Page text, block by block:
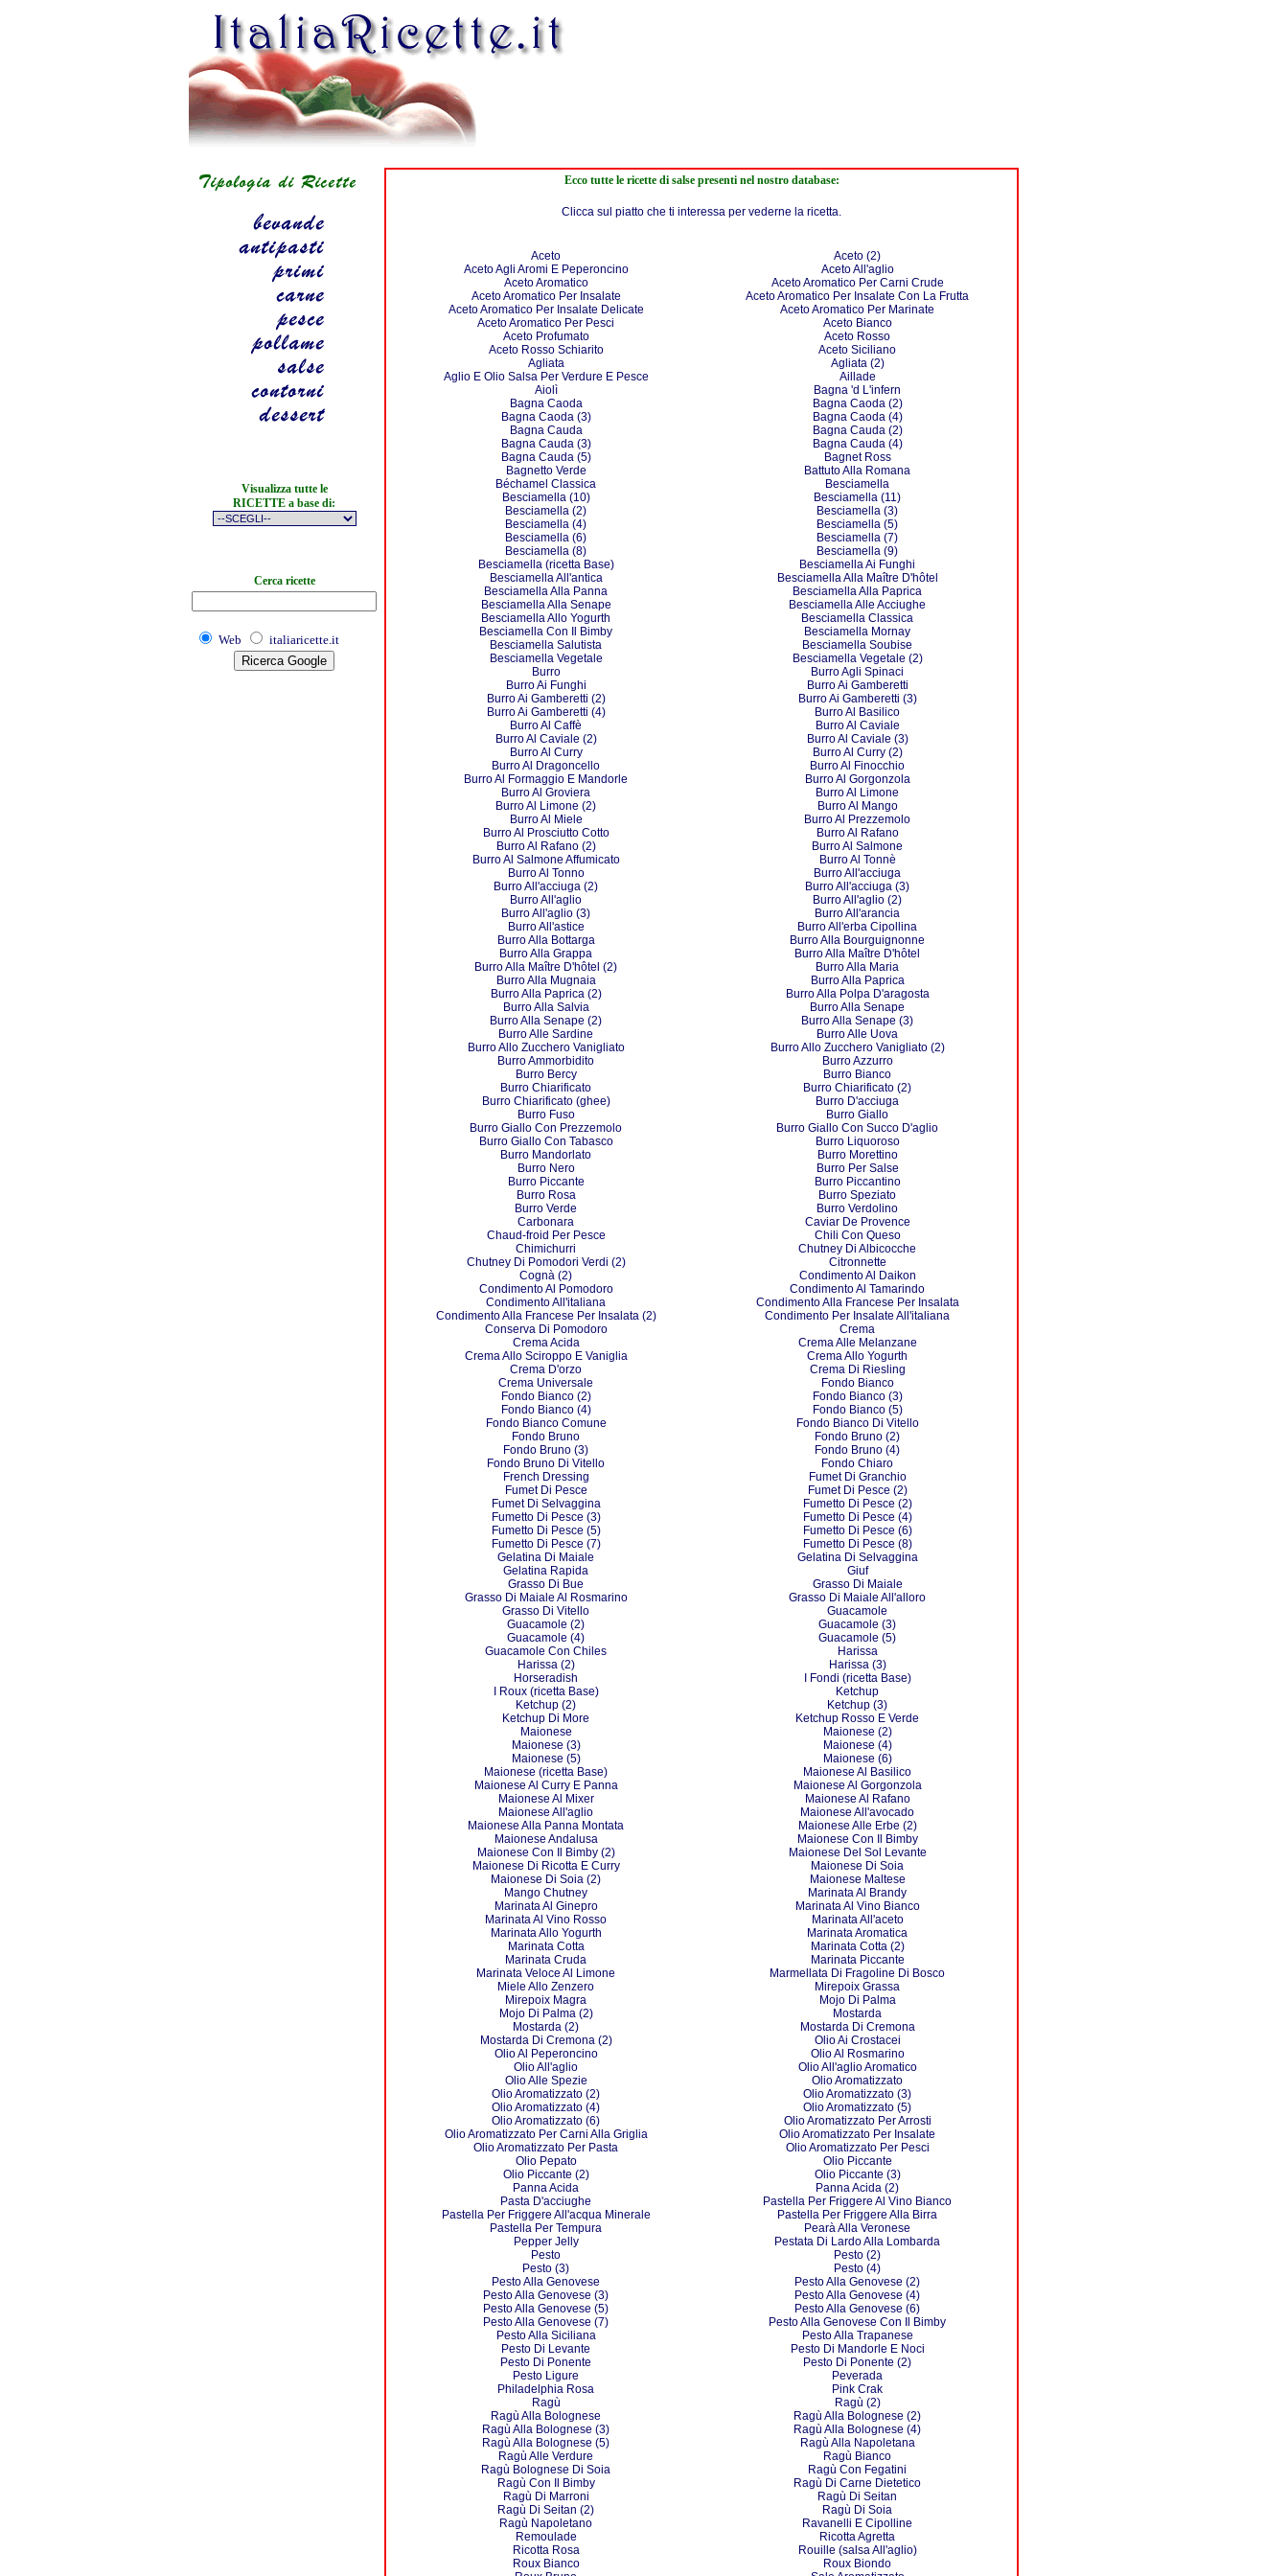
Visualizza tutte le
RICETTE a base di:
Cerca ricette
Web italiaricette.it
Ecco tutte le ricette di salse presenti nel nostro database:
Clicca sul piatto che ti interessa per vederne la ricetta.
Aceto
Aceto (2)
Aceto Agli Aromi E Peperoncino
Aceto All'aglio
Aceto Aromatico
Aceto Aromatico Per Carni Crude
Aceto Aromatico Per Insalate
Aceto Aromatico Per Insalate Con La Frutta
Aceto Aromatico Per Insalate Delicate
Aceto Aromatico Per Marinate
Aceto Aromatico Per Pesci
Aceto Bianco
Aceto Profumato
Aceto Rosso
Aceto Rosso Schiarito
Aceto Siciliano
Agliata
Agliata (2)
Aglio E Olio Salsa Per Verdure E Pesce
Aillade
Aiolì
Bagna 'd L'infern
Bagna Caoda
Bagna Caoda (2)
Bagna Caoda (3)
Bagna Caoda (4)
Bagna Cauda
Bagna Cauda (2)
Bagna Cauda (3)
Bagna Cauda (4)
Bagna Cauda (5)
Bagnet Ross
Bagnetto Verde
Battuto Alla Romana
Béchamel Classica
Besciamella
Besciamella (10)
Besciamella (11)
Besciamella (2)
Besciamella (3)
Besciamella (4)
Besciamella (5)
Besciamella (6)
Besciamella (7)
Besciamella (8)
Besciamella (9)
Besciamella (ricetta Base)
Besciamella Ai Funghi
Besciamella All'antica
Besciamella Alla Maître D'hôtel
Besciamella Alla Panna
Besciamella Alla Paprica
Besciamella Alla Senape
Besciamella Alle Acciughe
Besciamella Allo Yogurth
Besciamella Classica
Besciamella Con Il Bimby
Besciamella Mornay
Besciamella Salutista
Besciamella Soubise
Besciamella Vegetale
Besciamella Vegetale (2)
Burro
Burro Agli Spinaci
Burro Ai Funghi
Burro Ai Gamberetti
Burro Ai Gamberetti (2)
Burro Ai Gamberetti (3)
Burro Ai Gamberetti (4)
Burro Al Basilico
Burro Al Caffè
Burro Al Caviale
Burro Al Caviale (2)
Burro Al Caviale (3)
Burro Al Curry
Burro Al Curry (2)
Burro Al Dragoncello
Burro Al Finocchio
Burro Al Formaggio E Mandorle
Burro Al Gorgonzola
Burro Al Groviera
Burro Al Limone
Burro Al Limone (2)
Burro Al Mango
Burro Al Miele
Burro Al Prezzemolo
Burro Al Prosciutto Cotto
Burro Al Rafano
Burro Al Rafano (2)
Burro Al Salmone
Burro Al Salmone Affumicato
Burro Al Tonnè
Burro Al Tonno
Burro All'acciuga
Burro All'acciuga (2)
Burro All'acciuga (3)
Burro All'aglio
Burro All'aglio (2)
Burro All'aglio (3)
Burro All'arancia
Burro All'astice
Burro All'erba Cipollina
Burro Alla Bottarga
Burro Alla Bourguignonne
Burro Alla Grappa
Burro Alla Maître D'hôtel
Burro Alla Maître D'hôtel (2)
Burro Alla Maria
Burro Alla Mugnaia
Burro Alla Paprica
Burro Alla Paprica (2)
Burro Alla Polpa D'aragosta
Burro Alla Salvia
Burro Alla Senape
Burro Alla Senape (2)
Burro Alla Senape (3)
Burro Alle Sardine
Burro Alle Uova
Burro Allo Zucchero Vanigliato
Burro Allo Zucchero Vanigliato (2)
Burro Ammorbidito
Burro Azzurro
Burro Bercy
Burro Bianco
Burro Chiarificato
Burro Chiarificato (2)
Burro Chiarificato (ghee)
Burro D'acciuga
Burro Fuso
Burro Giallo
Burro Giallo Con Prezzemolo
Burro Giallo Con Succo D'aglio
Burro Giallo Con Tabasco
Burro Liquoroso
Burro Mandorlato
Burro Morettino
Burro Nero
Burro Per Salse
Burro Piccante
Burro Piccantino
Burro Rosa
Burro Speziato
Burro Verde
Burro Verdolino
Carbonara
Caviar De Provence
Chaud-froid Per Pesce
Chili Con Queso
Chimichurri
Chutney Di Albicocche
Chutney Di Pomodori Verdi (2)
Citronnette
Cognà (2)
Condimento Al Daikon
Condimento Al Pomodoro
Condimento Al Tamarindo
Condimento All'italiana
Condimento Alla Francese Per Insalata
Condimento Alla Francese Per Insalata (2)
Condimento Per Insalate All'italiana
Conserva Di Pomodoro
Crema
Crema Acida
Crema Alle Melanzane
Crema Allo Sciroppo E Vaniglia
Crema Allo Yogurth
Crema D'orzo
Crema Di Riesling
Crema Universale
Fondo Bianco
Fondo Bianco (2)
Fondo Bianco (3)
Fondo Bianco (4)
Fondo Bianco (5)
Fondo Bianco Comune
Fondo Bianco Di Vitello
Fondo Bruno
Fondo Bruno (2)
Fondo Bruno (3)
Fondo Bruno (4)
Fondo Bruno Di Vitello
Fondo Chiaro
French Dressing
Fumet Di Granchio
Fumet Di Pesce
Fumet Di Pesce (2)
Fumet Di Selvaggina
Fumetto Di Pesce (2)
Fumetto Di Pesce (3)
Fumetto Di Pesce (4)
Fumetto Di Pesce (5)
Fumetto Di Pesce (6)
Fumetto Di Pesce (7)
Fumetto Di Pesce (8)
Gelatina Di Maiale
Gelatina Di Selvaggina
Gelatina Rapida
Giuf
Grasso Di Bue
Grasso Di Maiale
Grasso Di Maiale Al Rosmarino
Grasso Di Maiale All'alloro
Grasso Di Vitello
Guacamole
Guacamole (2)
Guacamole (3)
Guacamole (4)
Guacamole (5)
Guacamole Con Chiles
Harissa
Harissa (2)
Harissa (3)
Horseradish
I Fondi (ricetta Base)
I Roux (ricetta Base)
Ketchup
Ketchup (2)
Ketchup (3)
Ketchup Di More
Ketchup Rosso E Verde
Maionese
Maionese (2)
Maionese (3)
Maionese (4)
Maionese (5)
Maionese (6)
Maionese (ricetta Base)
Maionese Al Basilico
Maionese Al Curry E Panna
Maionese Al Gorgonzola
Maionese Al Mixer
Maionese Al Rafano
Maionese All'aglio
Maionese All'avocado
Maionese Alla Panna Montata
Maionese Alle Erbe (2)
Maionese Andalusa
Maionese Con Il Bimby
Maionese Con Il Bimby (2)
Maionese Del Sol Levante
Maionese Di Ricotta E Curry
Maionese Di Soia
Maionese Di Soia (2)
Maionese Maltese
Mango Chutney
Marinata Al Brandy
Marinata Al Ginepro
Marinata Al Vino Bianco
Marinata Al Vino Rosso
Marinata All'aceto
Marinata Allo Yogurth
Marinata Aromatica
Marinata Cotta
Marinata Cotta (2)
Marinata Cruda
Marinata Piccante
Marinata Veloce Al Limone
Marmellata Di Fragoline Di Bosco
Miele Allo Zenzero
Mirepoix Grassa
Mirepoix Magra
Mojo Di Palma
Mojo Di Palma (2)
Mostarda
Mostarda (2)
Mostarda Di Cremona
Mostarda Di Cremona (2)
Olio Ai Crostacei
Olio Al Peperoncino
Olio Al Rosmarino
Olio All'aglio
Olio All'aglio Aromatico
Olio Alle Spezie
Olio Aromatizzato
Olio Aromatizzato (2)
Olio Aromatizzato (3)
Olio Aromatizzato (4)
Olio Aromatizzato (5)
Olio Aromatizzato (6)
Olio Aromatizzato Per Arrosti
Olio Aromatizzato Per Carni Alla Griglia
Olio Aromatizzato Per Insalate
Olio Aromatizzato Per Pasta
Olio Aromatizzato Per Pesci
Olio Pepato
Olio Piccante
Olio Piccante (2)
Olio Piccante (3)
Panna Acida
Panna Acida (2)
Pasta D'acciughe
Pastella Per Friggere Al Vino Bianco
Pastella Per Friggere All'acqua Minerale
Pastella Per Friggere Alla Birra
Pastella Per Tempura
Pearà Alla Veronese
Pepper Jelly
Pestata Di Lardo Alla Lombarda
Pesto
Pesto (2)
Pesto (3)
Pesto (4)
Pesto Alla Genovese
Pesto Alla Genovese (2)
Pesto Alla Genovese (3)
Pesto Alla Genovese (4)
Pesto Alla Genovese (5)
Pesto Alla Genovese (6)
Pesto Alla Genovese (7)
Pesto Alla Genovese Con Il Bimby
Pesto Alla Siciliana
Pesto Alla Trapanese
Pesto Di Levante
Pesto Di Mandorle E Noci
Pesto Di Ponente
Pesto Di Ponente (2)
Pesto Ligure
Peverada
Philadelphia Rosa
Pink Crak
Ragù
Ragù (2)
Ragù Alla Bolognese
Ragù Alla Bolognese (2)
Ragù Alla Bolognese (3)
Ragù Alla Bolognese (4)
Ragù Alla Bolognese (5)
Ragù Alla Napoletana
Ragù Alle Verdure
Ragù Bianco
Ragù Bolognese Di Soia
Ragù Con Fegatini
Ragù Con Il Bimby
Ragù Di Carne Dietetico
Ragù Di Marroni
Ragù Di Seitan
Ragù Di Seitan (2)
Ragù Di Soia
Ragù Napoletano
Ravanelli E Cipolline
Remoulade
Ricotta Agretta
Ricotta Rosa
Rouille (salsa All'aglio)
Roux Bianco
Roux Biondo